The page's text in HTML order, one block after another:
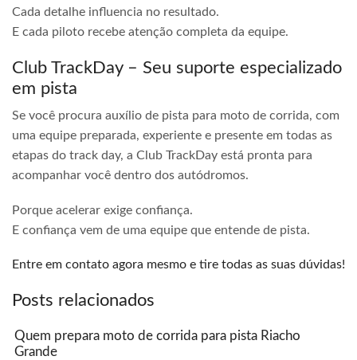
Cada detalhe influencia no resultado.
E cada piloto recebe atenção completa da equipe.
Club TrackDay – Seu suporte especializado
em pista
Se você procura auxílio de pista para moto de corrida, com
uma equipe preparada, experiente e presente em todas as
etapas do track day, a Club TrackDay está pronta para
acompanhar você dentro dos autódromos.
Porque acelerar exige confiança.
E confiança vem de uma equipe que entende de pista.
Entre em contato agora mesmo e tire todas as suas dúvidas!
Posts relacionados
Quem prepara moto de corrida para pista Riacho
Grande